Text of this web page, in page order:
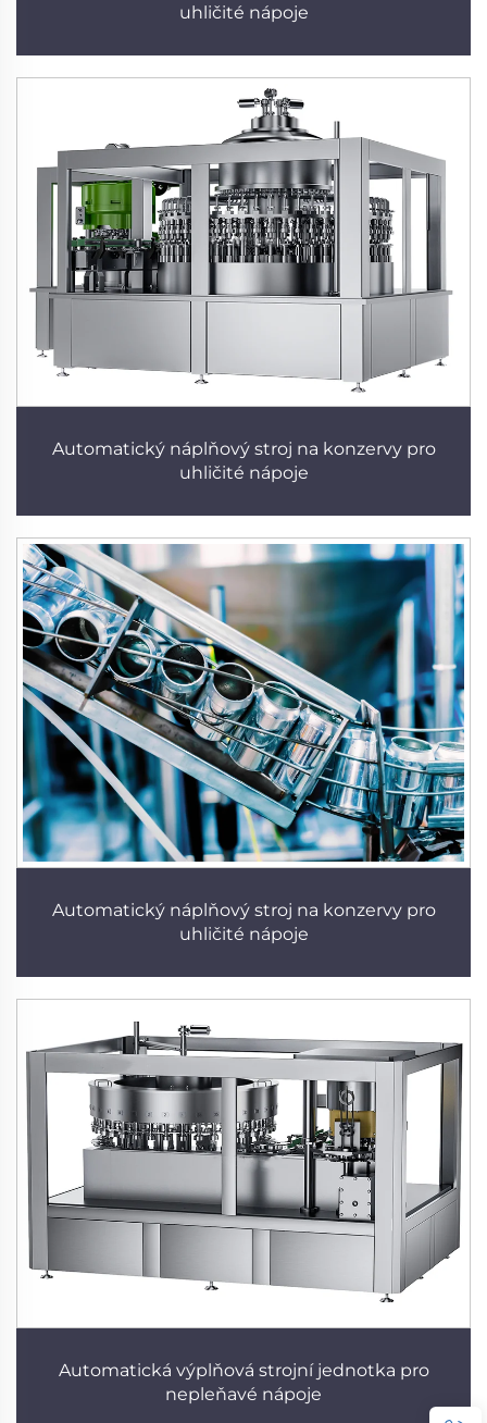
uhličité nápoje
Automatický náplňový stroj na konzervy pro
uhličité nápoje
Automatický náplňový stroj na konzervy pro
uhličité nápoje
Automatická výplňová strojní jednotka pro
nepleňavé nápoje